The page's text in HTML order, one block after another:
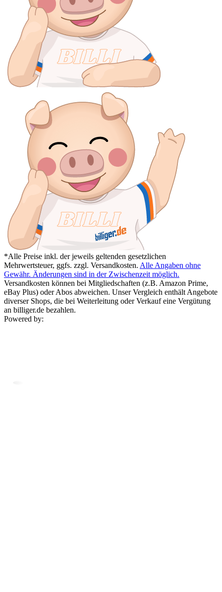
*Alle Preise inkl. der jeweils geltenden gesetzlichen
Mehrwertsteuer, ggfs. zzgl. Versandkosten. Alle Angaben ohne
Gewähr. Änderungen sind in der Zwischenzeit möglich.
Versandkosten können bei Mitgliedschaften (z.B. Amazon Prime,
eBay Plus) oder Abos abweichen. Unser Vergleich enthält Angebote
diverser Shops, die bei Weiterleitung oder Verkauf eine Vergütung
an billiger.de bezahlen.
Powered by: